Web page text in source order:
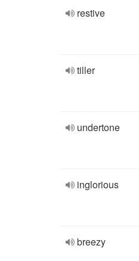
restive
tiller
undertone
inglorious
breezy